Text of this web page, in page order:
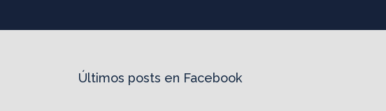
Últimos posts en Facebook